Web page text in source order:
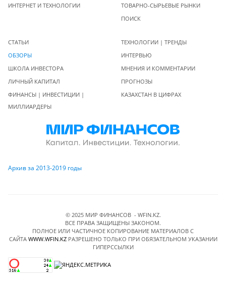
ИНТЕРНЕТ И ТЕХНОЛОГИИ
ТОВАРНО-СЫРЬЕВЫЕ РЫНКИ
ПОИСК
СТАТЬИ
ОБЗОРЫ
ШКОЛА ИНВЕСТОРА
ЛИЧНЫЙ КАПИТАЛ
ФИНАНСЫ | ИНВЕСТИЦИИ |
МИЛЛИАРДЕРЫ
ТЕХНОЛОГИИ | ТРЕНДЫ
ИНТЕРВЬЮ
МНЕНИЯ И КОММЕНТАРИИ
ПРОГНОЗЫ
КАЗАХСТАН В ЦИФРАХ
Архив за 2013-2019 годы
© 2025 МИР ФИНАНСОВ - WFIN.KZ.
ВСЕ ПРАВА ЗАЩИЩЕНЫ ЗАКОНОМ.
ПОЛНОЕ ИЛИ ЧАСТИЧНОЕ КОПИРОВАНИЕ МАТЕРИАЛОВ C
САЙТА WWW.WFIN.KZРАЗРЕШЕНО ТОЛЬКО ПРИ ОБЯЗАТЕЛЬНОМ УКАЗАНИИ
ГИПЕРССЫЛКИ